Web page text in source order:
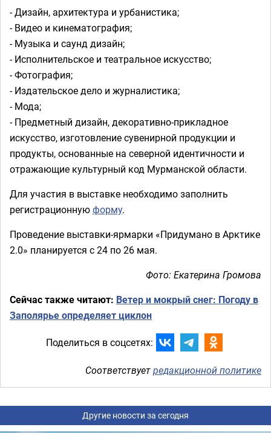
- Дизайн, архитектура и урбанистика;
- Видео и кинематография;
- Музыка и саунд дизайн;
- Исполнительское и театральное искусство;
- Фотография;
- Издательское дело и журналистика;
- Мода;
- Предметный дизайн, декоративно-прикладное
искусство, изготовление сувенирной продукции и
продукты, основанные на северной идентичности и
отражающие культурный код Мурманской области.
Для участия в выставке необходимо заполнить
регистрационнуюформу.
Проведение выставки-ярмарки «Придумано в Арктике
2.0» планируется с 24 по 26 мая.
Фото: Екатерина Громова
Сейчас также читают: Ветер и мокрый снег: Погоду в
Заполярье определяет циклон
Поделиться в соцсетях:
Соответствуетредакционной политике
Другие новости за сегодня